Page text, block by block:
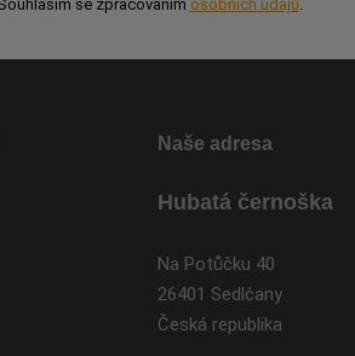
se zpracováním osobních údajů
Naše adresa
Hubatá černoška
Na Potůčku 40
26401 Sedlčany
Česká republika